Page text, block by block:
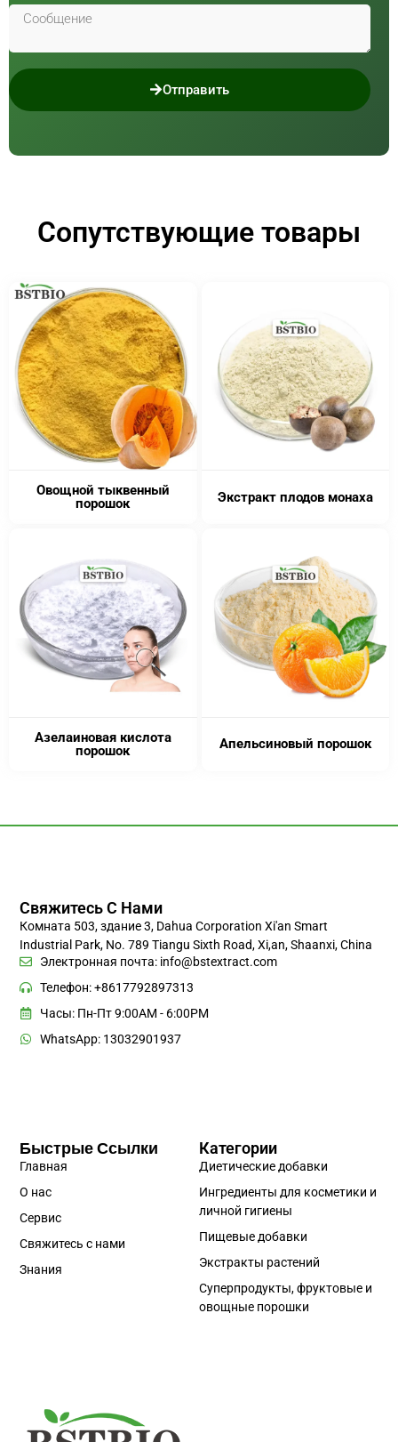
Отправить
Сопутствующие товары
Овощной тыквенный
порошок
Экстракт плодов монаха
Азелаиновая кислота
порошок
Апельсиновый порошок
Категории
Диетические добавки
Ингредиенты для косметики и
личной гигиены
Пищевые добавки
Экстракты растений
Суперпродукты, фруктовые и
овощные порошки
Быстрые Ссылки
Главная
О нас
Сервис
Свяжитесь с нами
Знания
Свяжитесь С Нами
Комната 503, здание 3, Dahua Corporation Xi'an Smart
Industrial Park, No. 789 Tiangu Sixth Road, Xi,an, Shaanxi, China
Электронная почта: info@bstextract.com
Телефон: +8617792897313
Часы: Пн-Пт 9:00AM - 6:00PM
WhatsApp: 13032901937
Spanish